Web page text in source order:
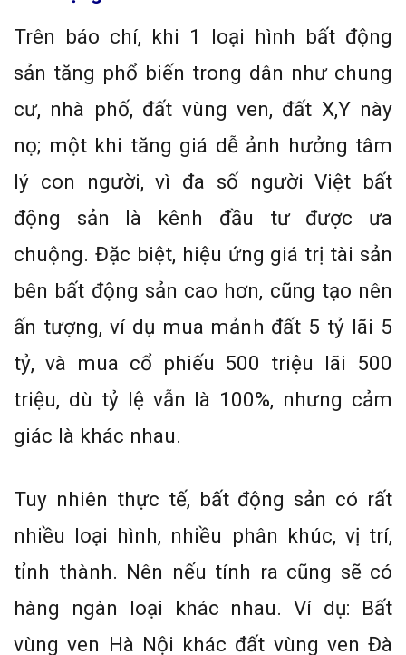
Trên báo chí, khi 1 loại hình bất động
sản tăng phổ biến trong dân như chung
cư, nhà phố, đất vùng ven, đất X,Y này
nọ; một khi tăng giá dễ ảnh hưởng tâm
lý con người, vì đa số người Việt bất
động sản là kênh đầu tư được ưa
chuộng. Đặc biệt, hiệu ứng giá trị tài sản
bên bất động sản cao hơn, cũng tạo nên
ấn tượng, ví dụ mua mảnh đất 5 tỷ lãi 5
tỷ, và mua cổ phiếu 500 triệu lãi 500
triệu, dù tỷ lệ vẫn là 100%, nhưng cảm
giác là khác nhau.
Tuy nhiên thực tế, bất động sản có rất
nhiều loại hình, nhiều phân khúc, vị trí,
tỉnh thành. Nên nếu tính ra cũng sẽ có
hàng ngàn loại khác nhau. Ví dụ: Bất
vùng ven Hà Nội khác đất vùng ven Đà